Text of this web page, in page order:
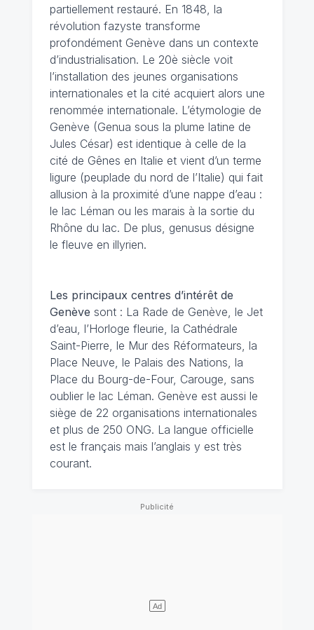
partiellement restauré. En 1848, la
révolution fazyste transforme
profondément Genève dans un contexte
d’industrialisation. Le 20è siècle voit
l’installation des jeunes organisations
internationales et la cité acquiert alors une
renommée internationale. L’étymologie de
Genève (Genua sous la plume latine de
Jules César) est identique à celle de la
cité de Gênes en Italie et vient d’un terme
ligure (peuplade du nord de l’Italie) qui fait
allusion à la proximité d’une nappe d’eau :
le lac Léman ou les marais à la sortie du
Rhône du lac. De plus, genusus désigne
le fleuve en illyrien.
Les principaux centres d’intérêt de
Genève sont : La Rade de Genève, le Jet
d’eau, l’Horloge fleurie, la Cathédrale
Saint-Pierre, le Mur des Réformateurs, la
Place Neuve, le Palais des Nations, la
Place du Bourg-de-Four, Carouge, sans
oublier le lac Léman. Genève est aussi le
siège de 22 organisations internationales
et plus de 250 ONG. La langue officielle
est le français mais l’anglais y est très
courant.